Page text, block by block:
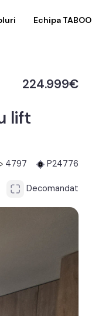
Echipa TABOO
224.999€
lift
4797 P24776
Decomandat